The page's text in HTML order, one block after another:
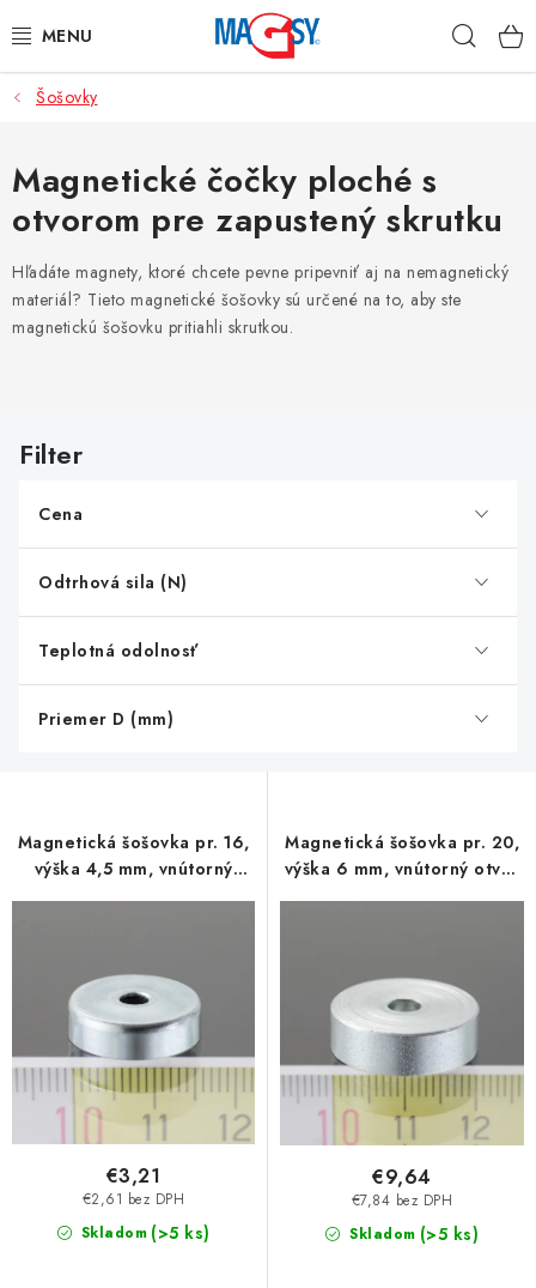
na
HLAVNÉ KATEGÓRIE
MAGNETICKÉ POMÔCKY
PRIEMYSELNÉ MAGNETY
OSTATNÉ MAGNETY
Kontakt
Šošovky
Magnetické čočky ploché s
otvorom pre zapustený skrutku
Hľadáte magnety, ktoré chcete pevne pripevniť aj na nemagnetický
materiál? Tieto magnetické šošovky sú určené na to, aby ste
magnetickú šošovku pritiahli skrutkou.
ý
s
r
d
o
v
Cena
Odtrhová sila (N)
Teplotná odolnosť
Priemer D (mm)
Magnetická šošovka pr. 16,
výška 4,5 mm, vnútorný
otvor pre skrutku so
Skladom (>5 ks)
€2,61 bez DPH
€3,21
Magnetická šošovka pr. 20,
výška 6 mm, vnútorný otvor
pre skrutku so zápustnou
Skladom (>5 ks)
€7,84 bez DPH
€9,64